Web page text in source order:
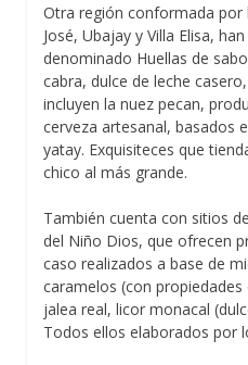
Otra región conformada por
José, Ubajay y Villa Elisa,
denominado Huellas de
cabra, dulce de leche
incluyen la nuez pecan,
cerveza artesanal, basados
yatay. Exquisiteces que
chico al más grande.
También cuenta con sitios
del Niño Dios, que ofrecen
caso realizados a base de
caramelos (con
jalea real, licor monacal
Todos ellos elaborados por